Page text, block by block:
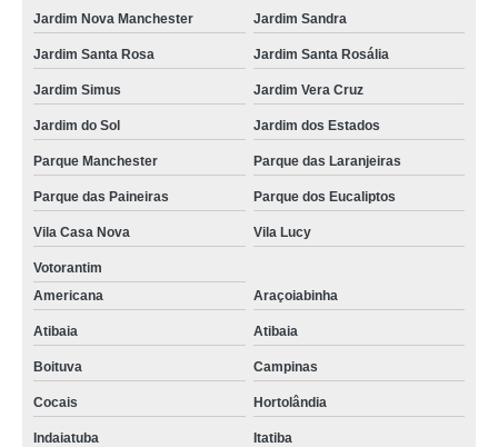
Jardim Nova Manchester Jardim Sandra
Jardim Santa Rosa Jardim Santa Rosália
Jardim Simus Jardim Vera Cruz
Jardim do Sol Jardim dos Estados
Parque Manchester Parque das Laranjeiras
Parque das Paineiras Parque dos Eucaliptos
Vila Casa Nova Vila Lucy
Votorantim
Americana
Araçoiabinha
Atibaia Atibaia
Boituva Campinas
Cocais Hortolândia
Indaiatuba Itatiba